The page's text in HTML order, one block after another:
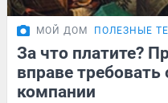
МОЙ ДОМ ПОЛЕЗНЫЕ
За что платите?
вправе
компании